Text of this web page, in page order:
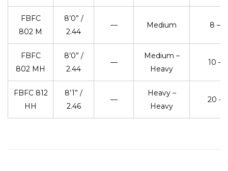
FBFC
802 M
8’0” /
2.44
— Medium 8 –
FBFC
802 MH
8’0” /
2.44
—
Medium –
Heavy
10 –
FBFC 812
HH
8’1” /
2.46
—
Heavy –
Heavy
20 –